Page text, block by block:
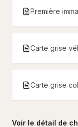
Première
Carte grise
Carte grise
Voir le détail de